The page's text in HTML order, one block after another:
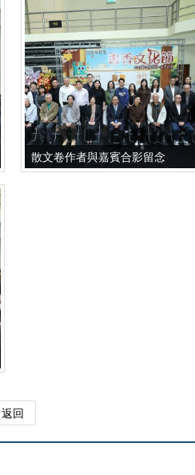
散文卷作者與嘉賓合影留念
返回